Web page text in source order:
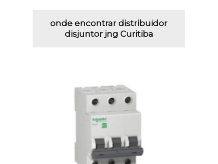
onde encontrar distribuidor
disjuntor jng Curitiba